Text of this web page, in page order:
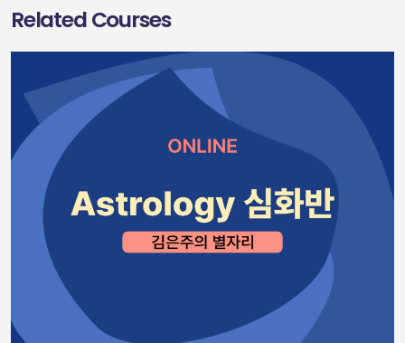
Related Courses